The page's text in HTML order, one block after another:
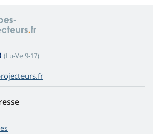
(Lu-Ve 9-17)